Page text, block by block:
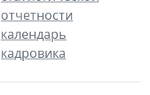
отчетности
календарь
кадровика